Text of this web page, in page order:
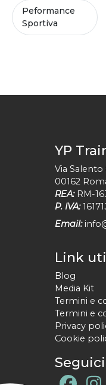
Peformance
Sportiva
YP
Via Salento
00162
REA: RM-
P. IVA:
Email:
Link
Blog
Media Kit
Termini e
Termini e
Privacy
Cookie